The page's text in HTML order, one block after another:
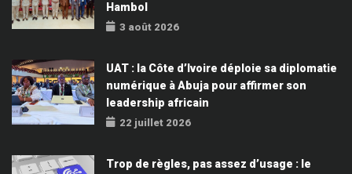
Hambol
3 août 2026
UAT : la Côte d’Ivoire déploie sa diplomatie
numérique à Abuja pour affirmer son
leadership africain
22 juillet 2026
Trop de règles, pas assez d’usage : le